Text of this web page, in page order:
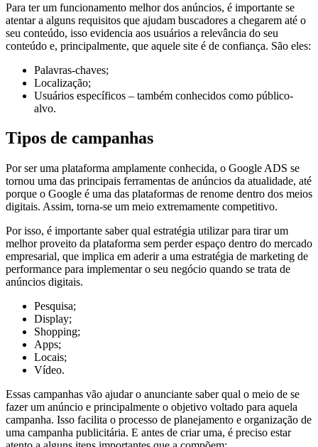
Para ter um funcionamento melhor dos anúncios, é importante se
atentar a alguns requisitos que ajudam buscadores a chegarem até o
seu conteúdo, isso evidencia aos usuários a relevância do seu
conteúdo e, principalmente, que aquele site é de confiança. São eles:
Palavras-chaves;
Localização;
Usuários específicos – também conhecidos como público-
alvo.
Tipos de campanhas
Por ser uma plataforma amplamente conhecida, o Google ADS se
tornou uma das principais ferramentas de anúncios da atualidade, até
porque o Google é uma das plataformas de renome dentro dos meios
digitais. Assim, torna-se um meio extremamente competitivo.
Por isso, é importante saber qual estratégia utilizar para tirar um
melhor proveito da plataforma sem perder espaço dentro do mercado
empresarial, que implica em aderir a uma estratégia de marketing de
performance para implementar o seu negócio quando se trata de
anúncios digitais.
Pesquisa;
Display;
Shopping;
Apps;
Locais;
Vídeo.
Essas campanhas vão ajudar o anunciante saber qual o meio de se
fazer um anúncio e principalmente o objetivo voltado para aquela
campanha. Isso facilita o processo de planejamento e organização de
uma campanha publicitária. E antes de criar uma, é preciso estar